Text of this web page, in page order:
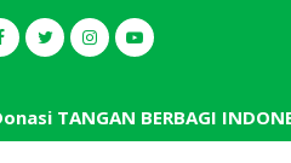
TANGAN BERBAGI